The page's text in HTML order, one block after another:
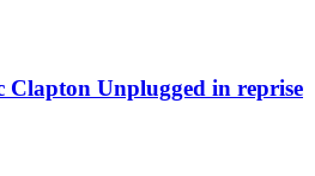
Clapton Unplugged in reprise